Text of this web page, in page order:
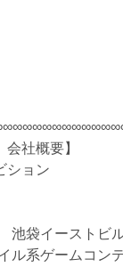
社概要】
ョン
袋イーストビ
ル系ゲームコン